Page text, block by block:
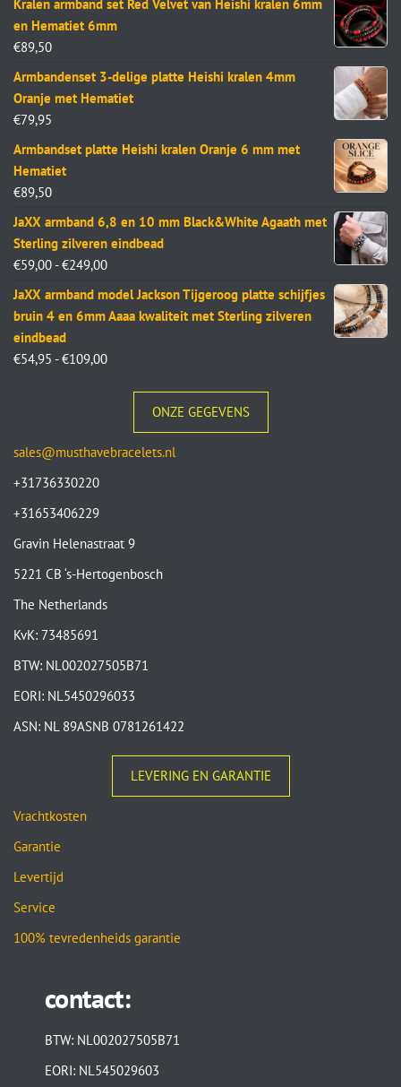
Kralen armband set Red Velvet van Heishi kralen 6mm
en Hematiet 6mm
€89,50
Armbandenset 3-delige platte Heishi kralen 4mm
Oranje met Hematiet
€79,95
Armbandset platte Heishi kralen Oranje 6 mm met
Hematiet
€89,50
JaXX armband 6,8 en 10 mm Black&White Agaath met
Sterling zilveren eindbead
€59,00 - €249,00
JaXX armband model Jackson Tijgeroog platte schijfjes
bruin 4 en 6mm Aaaa kwaliteit met Sterling zilveren
eindbead
€54,95 - €109,00
ONZE GEGEVENS
sales@musthavebracelets.nl
+31736330220
+31653406229
Gravin Helenastraat 9
5221 CB ‘s-Hertogenbosch
The Netherlands
KvK: 73485691
BTW: NL002027505B71
EORI: NL5450296033
ASN: NL 89ASNB 0781261422
LEVERING EN GARANTIE
Vrachtkosten
Garantie
Levertijd
Service
100% tevredenheids garantie
contact:
BTW: NL002027505B71
EORI: NL545029603